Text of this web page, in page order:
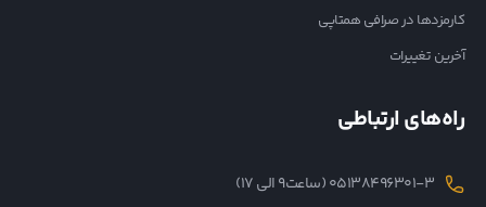
کارمزدها در صرافی همتاپی
آخرین تغییرات
راه‌های ارتباطی
05138496301-3 (ساعت۹ الی ۱۷)